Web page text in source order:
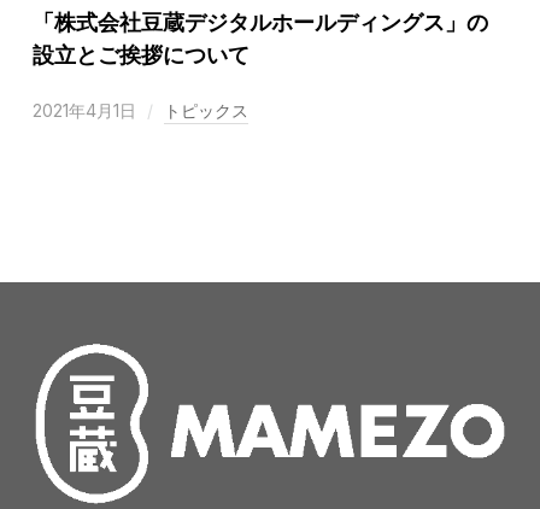
「株式会社豆蔵デジタルホールディングス」の
設立とご挨拶について
2021年4月1日 トピックス